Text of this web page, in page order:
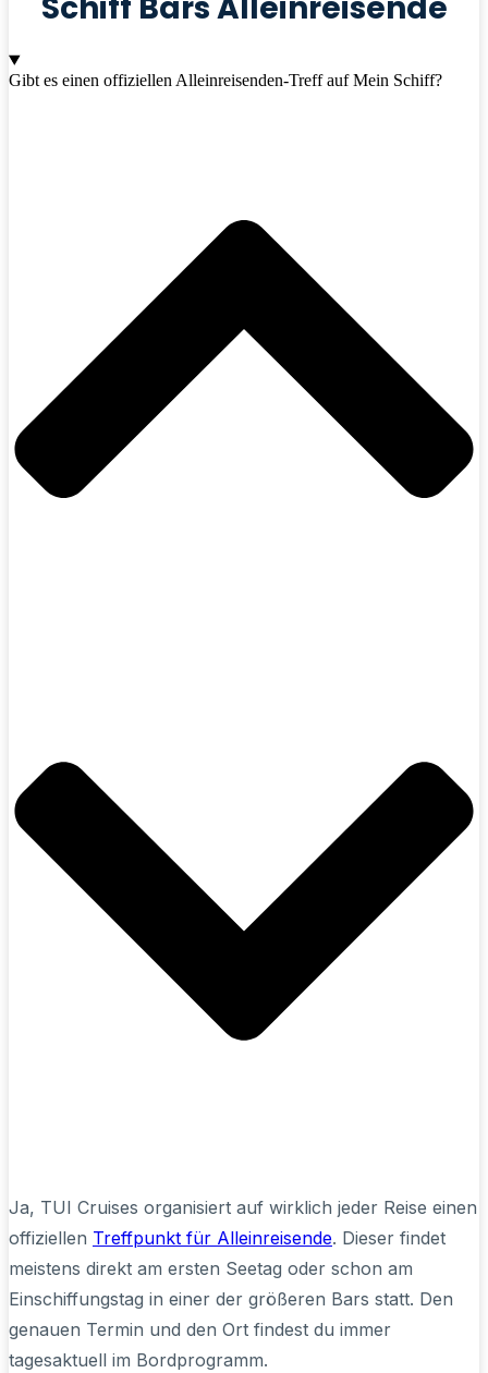
Schiff Bars Alleinreisende
Gibt es einen offiziellen Alleinreisenden-Treff auf Mein Schiff?
Ja, TUI Cruises organisiert auf wirklich jeder Reise einen
offiziellen Treffpunkt für Alleinreisende. Dieser findet
meistens direkt am ersten Seetag oder schon am
Einschiffungstag in einer der größeren Bars statt. Den
genauen Termin und den Ort findest du immer
tagesaktuell im Bordprogramm.